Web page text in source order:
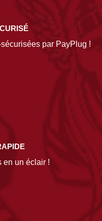
par PayPlug !
en un éclair !